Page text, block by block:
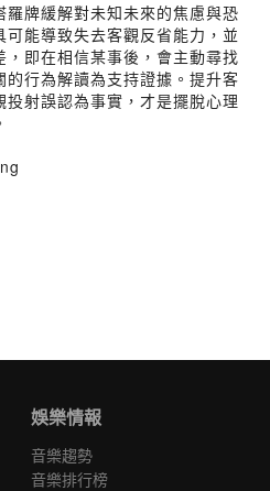
牌緩解對未知未來的焦慮與恐
能導致失去客觀反省能力，並
即在相信某事後，會主動尋找
行為解讀為支持證據。提升客
射誤認為事實，才是擺脫心理
娛樂情報
音樂趨勢
音樂排行榜